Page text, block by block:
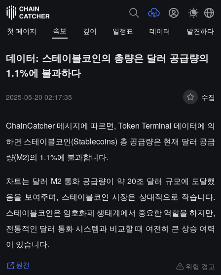
첫 페이지 속보 깊이 일정표 데이터 발견하다
데이터: 스테이블코인의 총량은 달러 공급량의
1.1%에 불과하다
2025-05-20 02:17:35 수집
ChainCatcher 메시지에 따르면, Token Terminal 데이터에 의
하면 스테이블코인(Stablecoins) 총 공급량은 현재 달러 공급
량(M2)의 1.1%에 불과합니다.
차트는 달러 M2 통화 공급량이 약 20조 달러 규모에 도달했
음을 보여주며, 스테이블코인 시장은 상대적으로 작습니다.
스테이블코인은 암호화폐 생태계에서 중요한 역할을 하지만,
전통적인 달러 통화 시스템과 비교할 때 여전히 큰 상승 여력
이 있습니다.
원천 위험 경고